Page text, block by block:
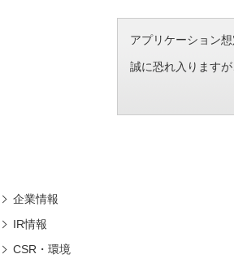
アプリケーション
誠に恐れ入ります
企業情報
IR情報
CSR・環境